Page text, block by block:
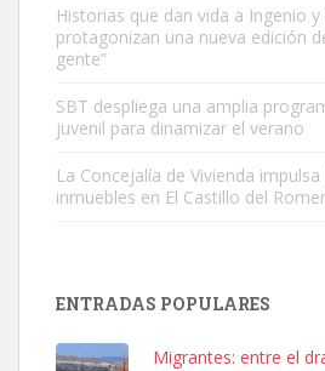
Este gato macho ha aparecido en la calle
es muy manso y extremadamente cari...
Leales.org » Gran Canaria
Leales.org » Gran Canaria
Historias que dan vida a Ingenio y
protagonizan una nueva edición
gente”
SBT despliega una amplia
juvenil para dinamizar el verano
La Concejalía de Vivienda
inmuebles en El Castillo del
ENTRADAS POPULARES
Migrantes: entre el